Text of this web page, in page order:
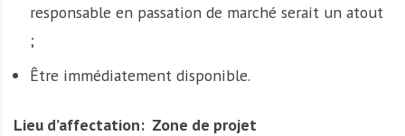
responsable en passation de marché serait un atout
;
Être immédiatement disponible.
Lieu d’affectation: Zone de projet